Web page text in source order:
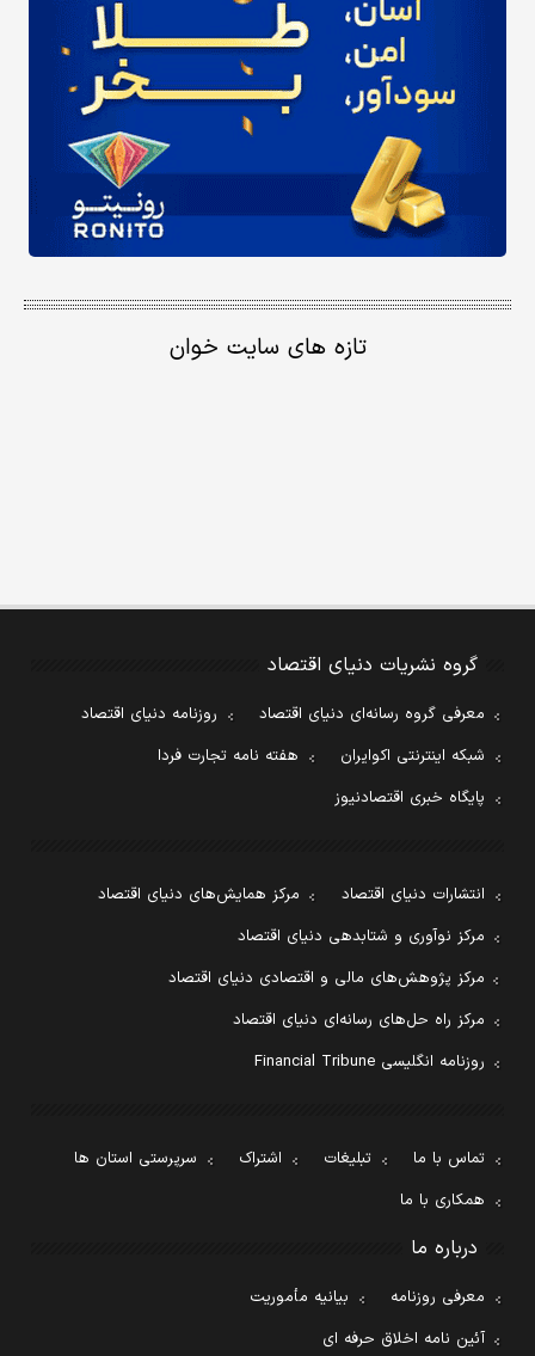
تازه های سایت خوان
گروه نشریات دنیای اقتصاد
معرفی گروه رسانه‌ای دنیای اقتصاد
روزنامه دنیای اقتصاد
شبکه اینترنتی اکوایران
هفته نامه تجارت فردا
پایگاه خبری اقتصادنیوز
انتشارات دنیای اقتصاد
مرکز همایش‌های دنیای اقتصاد
مرکز نوآوری و شتابدهی دنیای اقتصاد
مرکز پژوهش‌های مالی و اقتصادی دنیای اقتصاد
مرکز راه حل‌های رسانه‌ای دنیای اقتصاد
روزنامه انگلیسی Financial Tribune
تماس با ما تبلیغات اشتراک
سرپرستی استان ها
همکاری با ما
درباره ما
معرفی روزنامه
بیانیه مأموریت
آئین نامه اخلاق حرفه ای